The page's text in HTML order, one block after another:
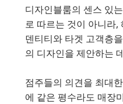
디자인블룸의 센스 있
로 따르는 것이 아니라,
덴티티와 타겟 고객층
의 디자인을 제안하는
점주들의 의견을 최대
에 같은 평수라도 매장